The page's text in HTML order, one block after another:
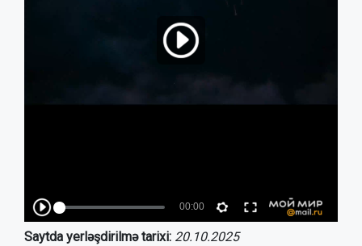
Saytda yerləşdirilmə tarixi: 20.10.2025